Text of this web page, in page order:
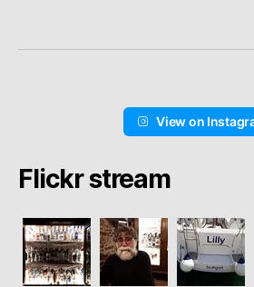
View on
Flickr stream